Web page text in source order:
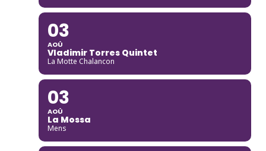
03
AOÛ
Vladimir Torres Quintet
La Motte Chalancon
03
AOÛ
La Mossa
Mens